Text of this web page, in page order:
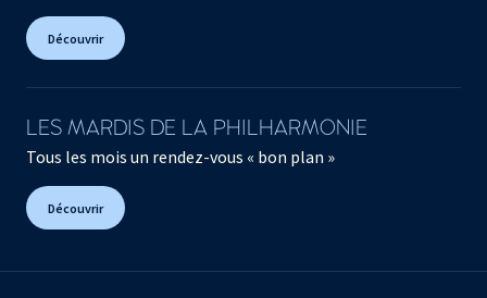
Découvrir
LES MARDIS DE LA PHILHARMONIE
Tous les mois un rendez-vous « bon plan »
Découvrir